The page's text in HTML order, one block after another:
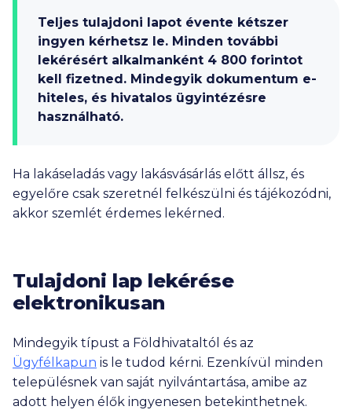
Teljes tulajdoni lapot évente kétszer
ingyen kérhetsz le. Minden további
lekérésért alkalmanként 4 800 forintot
kell fizetned. Mindegyik dokumentum e-
hiteles, és hivatalos ügyintézésre
használható.
Ha lakáseladás vagy lakásvásárlás előtt állsz, és
egyelőre csak szeretnél felkészülni és tájékozódni,
akkor szemlét érdemes lekérned.
Tulajdoni lap lekérése
elektronikusan
Mindegyik típust a Földhivataltól és az
Ügyfélkapun is le tudod kérni. Ezenkívül minden
településnek van saját nyilvántartása, amibe az
adott helyen élők ingyenesen betekinthetnek.